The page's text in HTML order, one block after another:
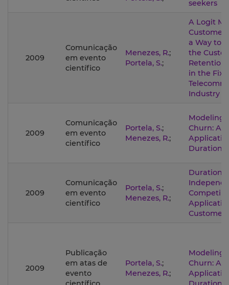
seekers
2009
Comunicação
em evento
científico
Menezes, R.;
Portela, S.;
A Logit
Customer
a Way to
the
Retention
in the
Industry
2009
Comunicação
em evento
científico
Portela, S.;
Menezes, R.;
Modeling
Churn: An
Duration
2009
Comunicação
em evento
científico
Portela, S.;
Menezes, R.;
Duration
Customer
2009
Publicação
em atas de
evento
Portela, S.;
Menezes, R.;
Modeling
Churn: An